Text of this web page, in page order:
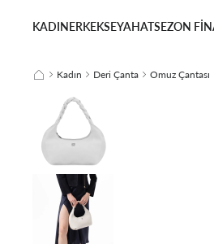
KADINERKEKSEYAHATSEZON
Kadın Deri Çanta Omuz Çantası